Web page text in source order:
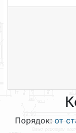
Порядок: от